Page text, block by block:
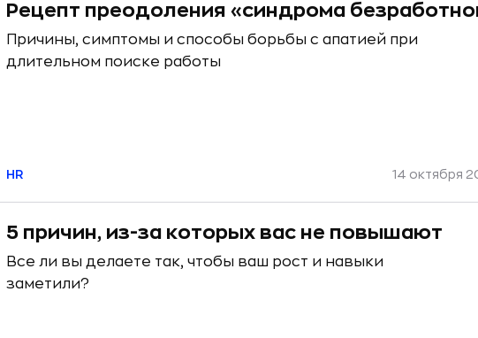
Рецепт преодоления «синдрома
Причины, симптомы и способы борьбы с апатией при
длительном поиске работы
HR 14 октября
5 причин, из-за которых вас не повышают
Все ли вы делаете так, чтобы ваш рост и навыки
заметили?